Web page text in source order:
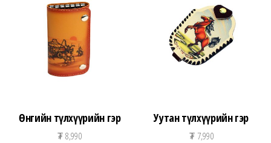
Өнгийн түлхүүрийн гэр
₮8,990
Уутан түлхүүрийн гэр
₮7,990